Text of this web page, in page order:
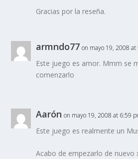
Gracias por la reseña.
armndo77 on mayo 19, 2008
Este juego es amor. Mmm se
comenzarlo
Aarón on mayo 19, 2008 at 6:59
Este juego es realmente un
Acabo de empezarlo de nuevo